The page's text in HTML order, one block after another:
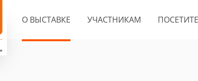
О ВЫСТАВКЕ УЧАСТНИКАМ